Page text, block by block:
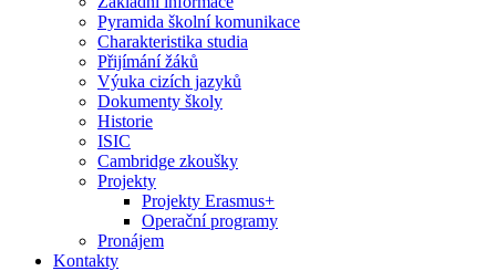
Pyramida školní komunikace
Charakteristika studia
Přijímání žáků
Výuka cizích jazyků
Dokumenty školy
Historie
ISIC
Cambridge zkoušky
Projekty
Projekty Erasmus+
Operační programy
Pronájem
Kontakty